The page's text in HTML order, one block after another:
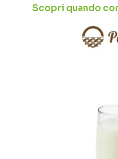
Scopri quando